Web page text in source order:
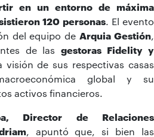
en un entorno de máxima
120 personas. El evento
del equipo de Arquia Gestión
de las gestoras Fidelity y
visión de sus respectivas casas
global y su
activos financieros.
Director de Relaciones
, apuntó que, si bien las